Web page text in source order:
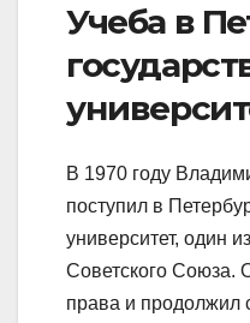
Учеба в
В 1970 году
поступил в
университет, один
Советского Союза.
права и продолжил